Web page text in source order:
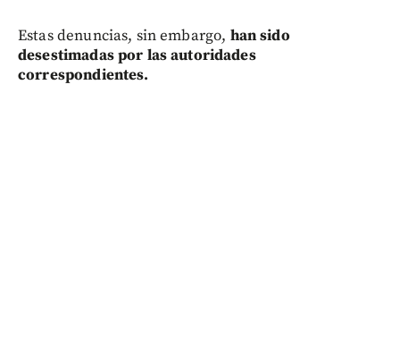
Estas denuncias, sin embargo, han sido
desestimadas por las autoridades
correspondientes.